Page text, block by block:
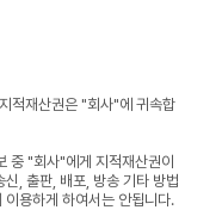
적재산권은 "회사"에 귀속합
중 "회사"에게 지적재산권이
, 출판, 배포, 방송 기타 방법
용하게 하여서는 안됩니다.